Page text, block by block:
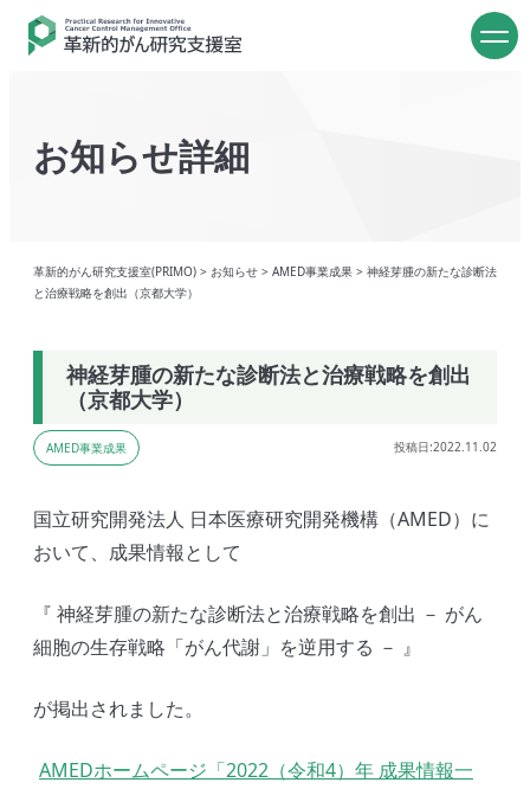
お知らせ詳細
革新的がん研究支援室(PRIMO) > お知らせ > AMED事業成果 > 神経芽腫の新たな診断法
と治療戦略を創出（京都大学）
神経芽腫の新たな診断法と治療戦略を創出
（京都大学）
AMED事業成果 投稿日:2022.11.02
国立研究開発法人 日本医療研究開発機構（AMED）に
おいて、成果情報として
『 神経芽腫の新たな診断法と治療戦略を創出 － がん
細胞の生存戦略「がん代謝」を逆用する － 』
が掲出されました。
AMEDホームページ「2022（令和4）年 成果情報一